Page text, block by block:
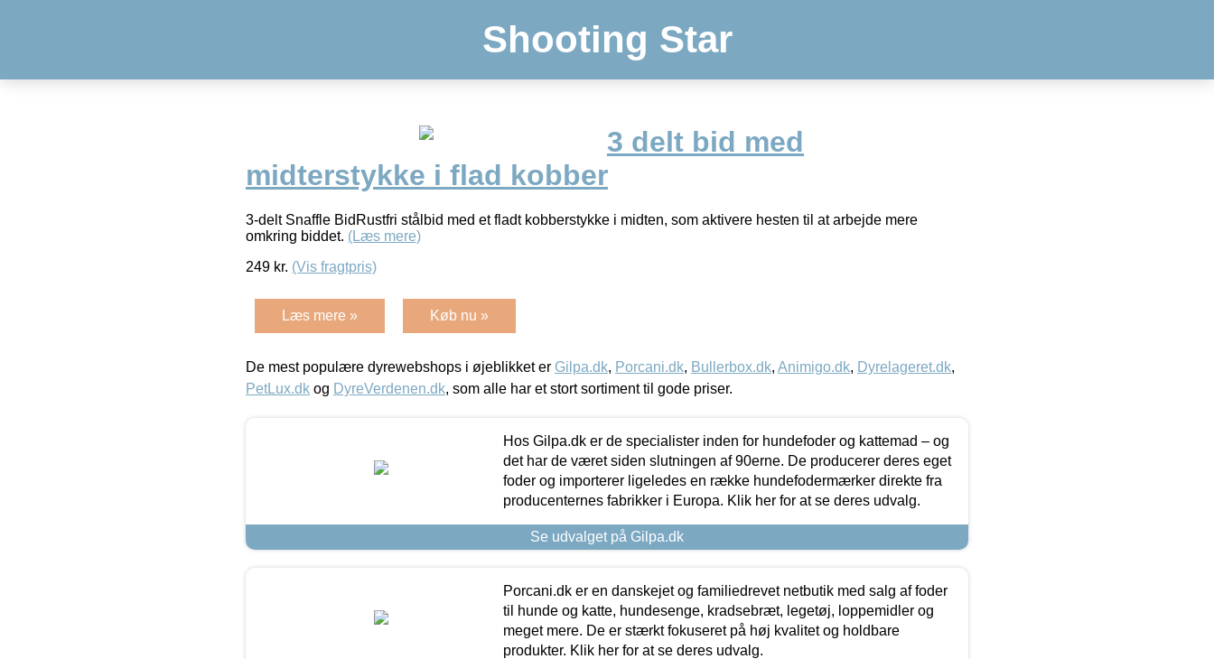
Shooting Star
3 delt bid med
midterstykke i flad kobber
3-delt Snaffle BidRustfri stålbid med et fladt kobberstykke i midten, som aktivere hesten til at arbejde mere
omkring biddet. (Læs mere)
249 kr. (Vis fragtpris)
Læs mere » Køb nu »
De mest populære dyrewebshops i øjeblikket er Gilpa.dk, Porcani.dk, Bullerbox.dk, Animigo.dk, Dyrelageret.dk,
PetLux.dk og DyreVerdenen.dk, som alle har et stort sortiment til gode priser.
Hos Gilpa.dk er de specialister inden for hundefoder og kattemad – og
det har de været siden slutningen af 90erne. De producerer deres eget
foder og importerer ligeledes en række hundefodermærker direkte fra
producenternes fabrikker i Europa. Klik her for at se deres udvalg.
Se udvalget på Gilpa.dk
Porcani.dk er en danskejet og familiedrevet netbutik med salg af foder
til hunde og katte, hundesenge, kradsebræt, legetøj, loppemidler og
meget mere. De er stærkt fokuseret på høj kvalitet og holdbare
produkter. Klik her for at se deres udvalg.